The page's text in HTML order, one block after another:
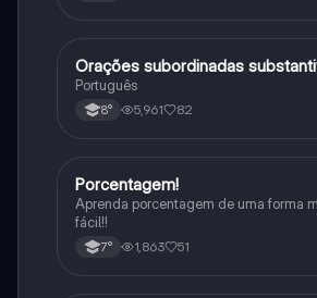
Português
Orações subordinadas
Português
8° 5,961 82
Matematica
Porcentagem!
Aprenda porcentagem de uma forma
fácil!!
7° 1,863 51